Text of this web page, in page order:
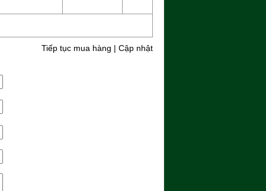
Tiếp tục mua hàng | Cập nhật